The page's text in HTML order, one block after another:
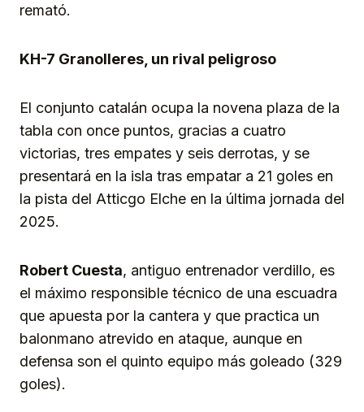
remató.
KH-7 Granolleres, un rival peligroso
El conjunto catalán ocupa la novena plaza de la
tabla con once puntos, gracias a cuatro
victorias, tres empates y seis derrotas, y se
presentará en la isla tras empatar a 21 goles en
la pista del Atticgo Elche en la última jornada del
2025.
Robert Cuesta, antiguo entrenador verdillo, es
el máximo responsible técnico de una escuadra
que apuesta por la cantera y que practica un
balonmano atrevido en ataque, aunque en
defensa son el quinto equipo más goleado (329
goles).